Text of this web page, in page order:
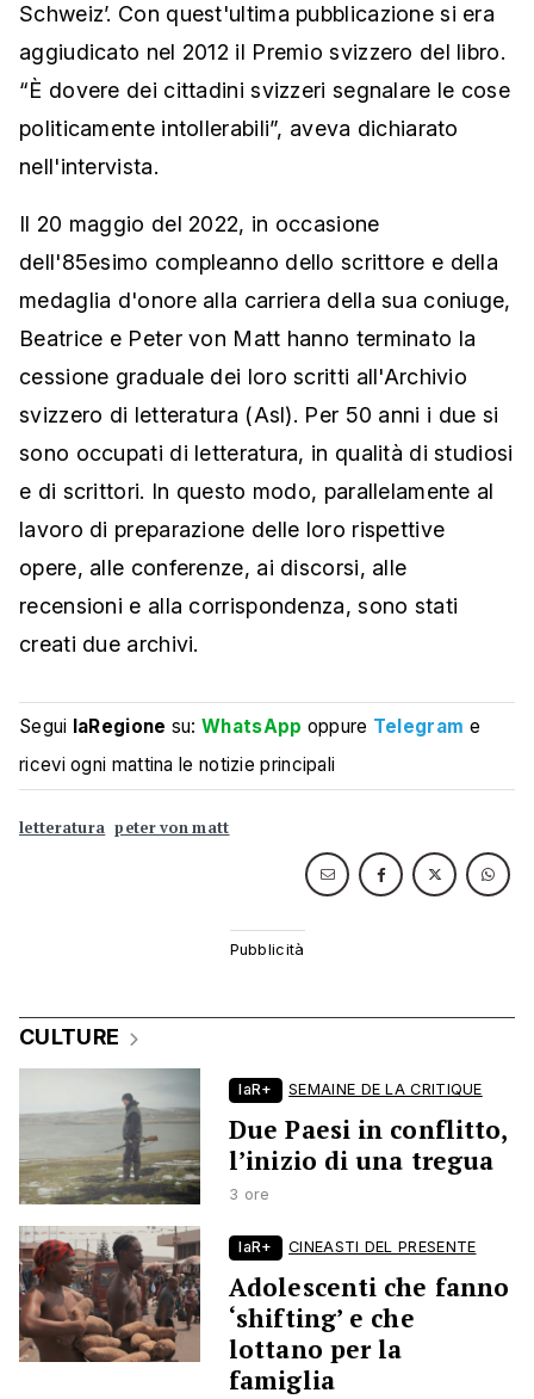
Schweiz’. Con quest'ultima pubblicazione si era
aggiudicato nel 2012 il Premio svizzero del libro.
“È dovere dei cittadini svizzeri segnalare le cose
politicamente intollerabili”, aveva dichiarato
nell'intervista.
Il 20 maggio del 2022, in occasione
dell'85esimo compleanno dello scrittore e della
medaglia d'onore alla carriera della sua coniuge,
Beatrice e Peter von Matt hanno terminato la
cessione graduale dei loro scritti all'Archivio
svizzero di letteratura (Asl). Per 50 anni i due si
sono occupati di letteratura, in qualità di studiosi
e di scrittori. In questo modo, parallelamente al
lavoro di preparazione delle loro rispettive
opere, alle conferenze, ai discorsi, alle
recensioni e alla corrispondenza, sono stati
creati due archivi.
Segui laRegione su:WhatsApp oppure Telegram e
ricevi ogni mattina le notizie principali
letteratura peter von matt
CULTURE
laR+ SEMAINE DE LA CRITIQUE
Due Paesi in conflitto,
l’inizio di una tregua
3 ore
laR+ CINEASTI DEL PRESENTE
Adolescenti che fanno
‘shifting’ e che
lottano per la
famiglia